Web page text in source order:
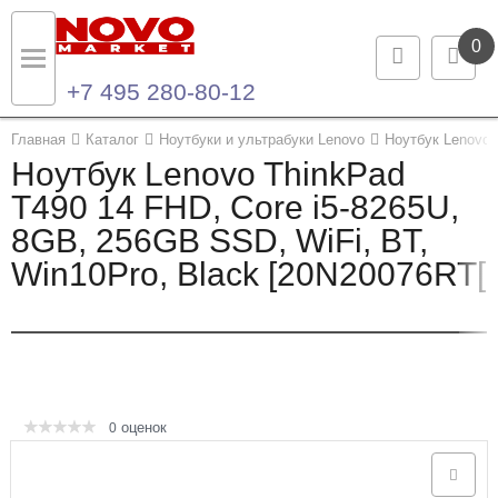
0
+7 495 280-80-12
Главная Каталог Ноутбуки и ультрабуки Lenovo Ноутбук Lenovo
Ноутбук Lenovo ThinkPad
T490 14 FHD, Core i5-8265U,
8GB, 256GB SSD, WiFi, BT,
Win10Pro, Black [20N20076RT[
0 оценок
Назад
Каталог продукции
Ноутбуки и ультрабуки
Компьютеры
Опции и комплектующие
Назад
Контакты
Контактная информация